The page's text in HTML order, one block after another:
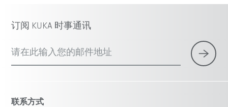
订阅 KUKA 时事通讯
请在此输入您的邮件地址
联系方式